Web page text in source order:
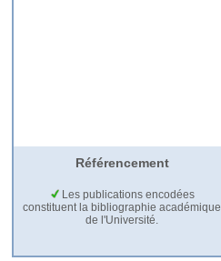
Référencement
Les publications encodées
constituent la bibliographie académique
de l'Université.